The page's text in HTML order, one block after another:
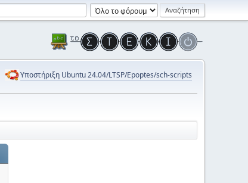
Υποστήριξη Ubuntu 24.04/LTSP/Epoptes/sch-scripts